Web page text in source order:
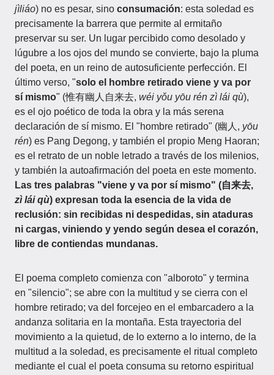
jìliáo) no es pesar, sino consumación: esta soledad es
precisamente la barrera que permite al ermitaño
preservar su ser. Un lugar percibido como desolado y
lúgubre a los ojos del mundo se convierte, bajo la pluma
del poeta, en un reino de autosuficiente perfección. El
último verso, "solo el hombre retirado viene y va por
sí mismo" (惟有幽人自来去, wéi yǒu yōu rén zì lái qù),
es el ojo poético de toda la obra y la más serena
declaración de sí mismo. El "hombre retirado" (幽人, yōu
rén) es Pang Degong, y también el propio Meng Haoran;
es el retrato de un noble letrado a través de los milenios,
y también la autoafirmación del poeta en este momento.
Las tres palabras "viene y va por sí mismo" (自来去,
zì lái qù) expresan toda la esencia de la vida de
reclusión: sin recibidas ni despedidas, sin ataduras
ni cargas, viniendo y yendo según desea el corazón,
libre de contiendas mundanas.
El poema completo comienza con "alboroto" y termina
en "silencio"; se abre con la multitud y se cierra con el
hombre retirado; va del forcejeo en el embarcadero a la
andanza solitaria en la montaña. Esta trayectoria del
movimiento a la quietud, de lo externo a lo interno, de la
multitud a la soledad, es precisamente el ritual completo
mediante el cual el poeta consuma su retorno espiritual